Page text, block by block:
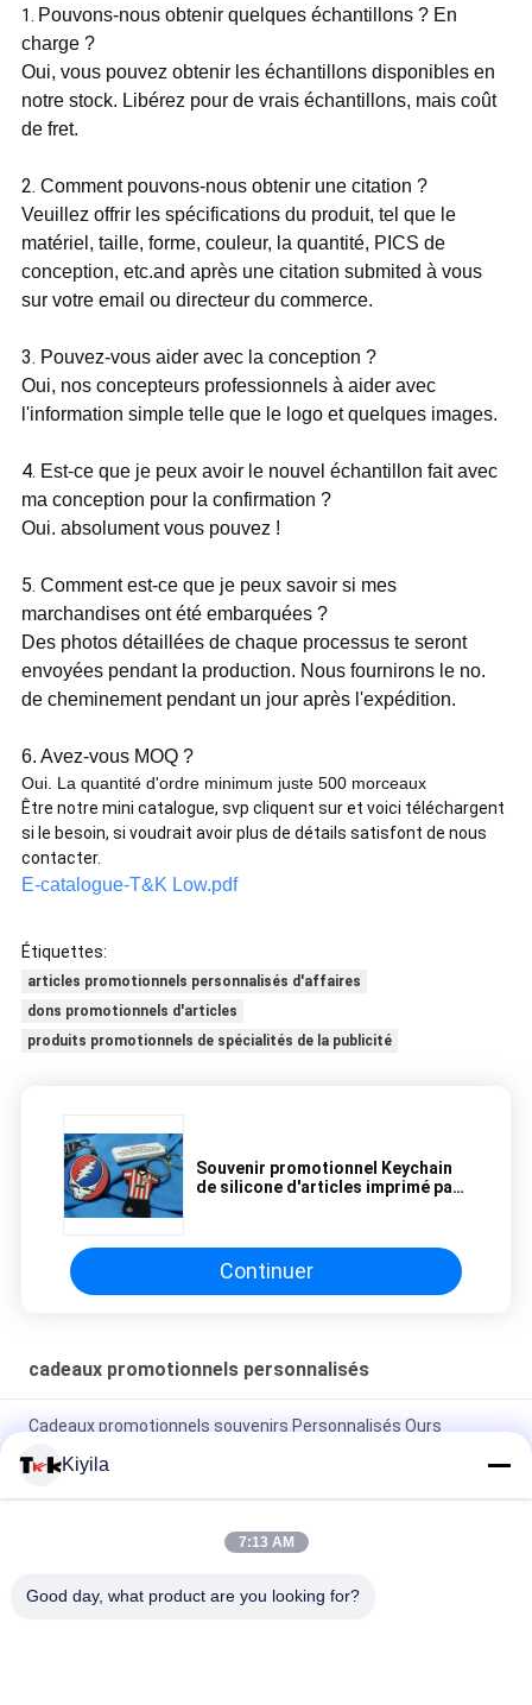
1.
Pouvons-nous obtenir quelques échantillons ? En
charge ?
Oui, vous pouvez obtenir les échantillons disponibles en
notre stock. Libérez pour de vrais échantillons, mais coût
de fret.
2. Comment pouvons-nous obtenir une citation ?
Veuillez offrir les spécifications du produit, tel que le
matériel, taille, forme, couleur, la quantité, PICS de
conception, etc.and après une citation submited à vous
sur votre email ou directeur du commerce.
3. Pouvez-vous aider avec la conception ?
Oui, nos concepteurs professionnels à aider avec
l'information simple telle que le logo et quelques images.
4. Est-ce que je peux avoir le nouvel échantillon fait avec
ma conception pour la confirmation ?
Oui. absolument vous pouvez !
5. Comment est-ce que je peux savoir si mes
marchandises ont été embarquées ?
Des photos détaillées de chaque processus te seront
envoyées pendant la production. Nous fournirons le no.
de cheminement pendant un jour après l'expédition.
6. Avez-vous MOQ ?
Oui. La quantité d'ordre minimum juste 500 morceaux
Être notre mini catalogue, svp cliquent sur et voici téléchargent
si le besoin, si voudrait avoir plus de détails satisfont de nous
contacter.
E-catalogue-T&K Low.pdf
Étiquettes:
articles promotionnels personnalisés d'affaires
dons promotionnels d'articles
produits promotionnels de spécialités de la publicité
Souvenir promotionnel Keychain
de silicone d'articles imprimé par
Continuer
cadeaux promotionnels personnalisés
Cadeaux promotionnels souvenirs Personnalisés Ours
TPU Oekotex colorés
logo Keychains de broderie de l'or 3D de 2.5cm
de bande dessinée
Kiyila
7:13 AM
Good day, what product are you looking for?